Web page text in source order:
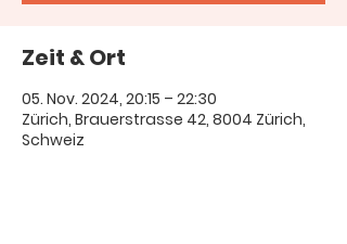
Zeit & Ort
05. Nov. 2024, 20:15 – 22:30
Zürich, Brauerstrasse 42, 8004 Zürich,
Schweiz